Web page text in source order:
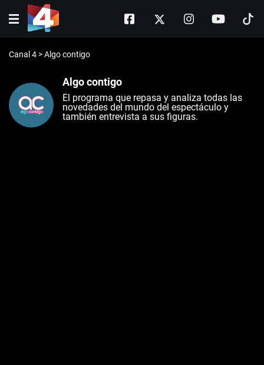
Canal 4 >Algo contigo
Algo contigo
El programa que repasa y analiza todas las
novedades del mundo del espectáculo y
también entrevista a sus figuras.